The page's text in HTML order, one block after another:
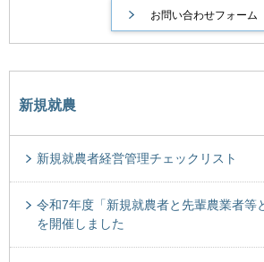
新規就農
新規就農者経営管理チェックリスト
令和7年度「新規就農者と先輩農業者等
を開催しました